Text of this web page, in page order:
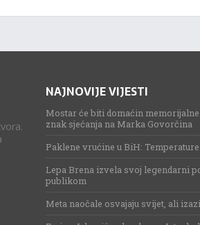
NAJNOVIJE VIJESTI
Mostar će biti domaćin
znak sjećanja na Marka Govorčina
Paklene vrućine u BiH: Temperature
Lepa Brena izvela svoj legendarni
publikom
Meta naočale osvajaju svijet, ali